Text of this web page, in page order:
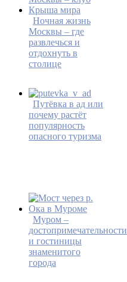
Ночная жизнь
Москвы – где
развлечься и
отдохнуть в
столице
Путёвка в ад или
почему растёт
популярность
опасного туризма
Муром –
достопримечательности
и гостиницы
знаменитого
города